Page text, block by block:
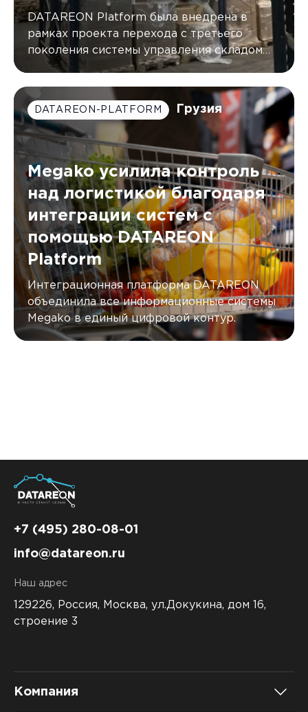
DATAREON Platform была внедрена в
рамках проекта перехода с третьего
поколения системы управления складом
(WMS) от AXELOT на пятое
DATAREON-PLATFORM Грузия
Megako усилила контроль
над логистикой благодаря
интеграции систем с
помощью DATAREON
Platform
Интеграционная платформа DATAREON
объединила все информационные системы
Megako в единый цифровой контур.
+7 (495) 280-08-01
info@datareon.ru
Наш адрес
129226, Россия, Москва, ул.Докукина, дом 16,
строение 3
Компания